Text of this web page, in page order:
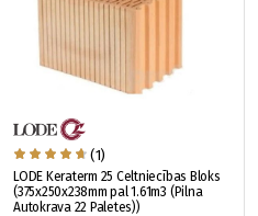
(1)
LODE Keraterm 25 Celtniecības Bloks
(375x250x238mm pal 1.61m3 (Pilna
Autokrava 22 Paletes))